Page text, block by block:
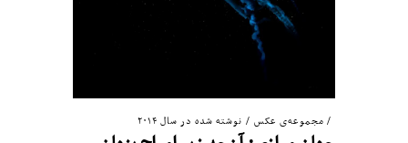
مجموعه‌ی عکس / نوشته شده در سال ۲۰۱۴